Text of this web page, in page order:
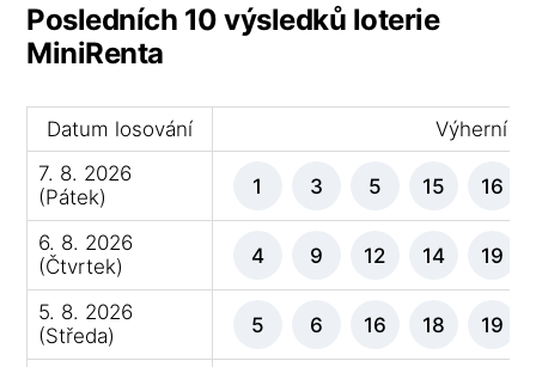
Posledních 10 výsledků loterie
MiniRenta
Datum losování
Výherní
7. 8. 2026
(Pátek)
1 3 5 15 16
6. 8. 2026
(Čtvrtek)
4 9 12 14 19
5. 8. 2026
(Středa)
5 6 16 18 19